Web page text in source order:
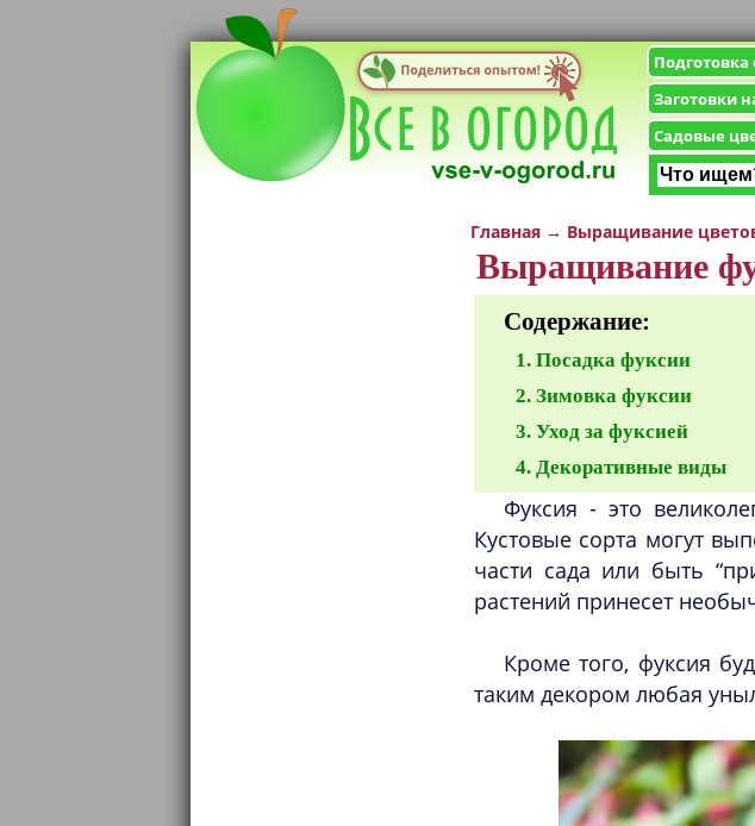
Подготовка
Заготовки
Садовые
Главная → Выращивание
Выращивание
Содержание:
Посадка фуксии
Зимовка фуксии
Уход за фуксией
Декоративные виды
Фуксия - это
Кустовые сорта могут
части сада или быть
растений принесет
Кроме того, фуксия
таким декором любая